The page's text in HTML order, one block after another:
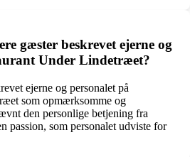
gæster beskrevet ejerne og
Under Lindetræet?
ejerne og personalet på
som opmærksomme og
den personlige betjening fra
passion, som personalet udviste for